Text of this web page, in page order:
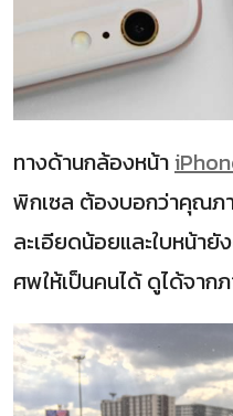
ทางด้านกล้องหน้า
พิกเซล ต้องบอกว่าคุณภ
ละเอียดน้อยและใบหน้ายั
ศพให้เป็นคนได้ ดูได้จาก